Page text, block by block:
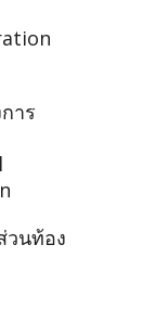
าร
วนท้อง